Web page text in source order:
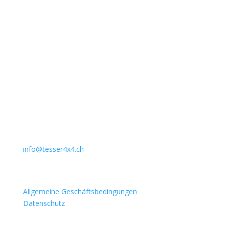
info@tesser4x4.ch
Allgemeine Geschäftsbedingungen
Datenschutz